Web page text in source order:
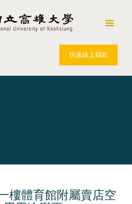
快速線上捐款
樓體育館附屬賣店空